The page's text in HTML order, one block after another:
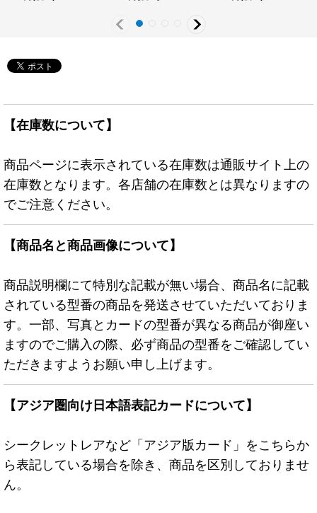
【在庫数について】
商品ページに表示されている在庫数は通販サイト上の
在庫数となります。各店舗の在庫数とは異なりますの
でご注意ください。
【商品名と商品画像について】
商品説明欄にて特別な記載が無い場合、商品名に記載
されている型番の商品を発送させていただいておりま
す。一部、写真とカードの型番が異なる商品が御座い
ますのでご購入の際、必ず商品の型番をご確認してい
ただきますようお願い申し上げます。
【アジア圏向け日本語表記カードについて】
シークレットレアなど「アジア版カード」をこちらか
ら表記している場合を除き、商品を区別しておりませ
ん。